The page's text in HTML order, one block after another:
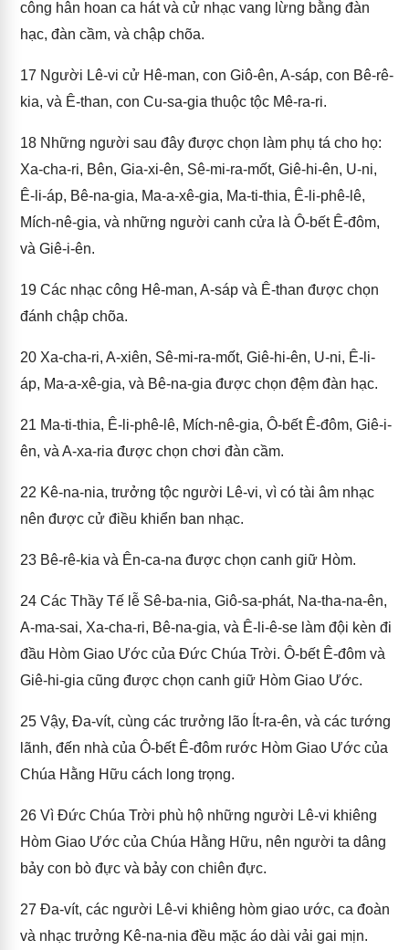
công hân hoan ca hát và cử nhạc vang lừng bằng đàn
hạc, đàn cầm, và chập chõa.
17 Người Lê-vi cử Hê-man, con Giô-ên, A-sáp, con Bê-rê-
kia, và Ê-than, con Cu-sa-gia thuộc tộc Mê-ra-ri.
18 Những người sau đây được chọn làm phụ tá cho họ:
Xa-cha-ri, Bên, Gia-xi-ên, Sê-mi-ra-mốt, Giê-hi-ên, U-ni,
Ê-li-áp, Bê-na-gia, Ma-a-xê-gia, Ma-ti-thia, Ê-li-phê-lê,
Mích-nê-gia, và những người canh cửa là Ô-bết Ê-đôm,
và Giê-i-ên.
19 Các nhạc công Hê-man, A-sáp và Ê-than được chọn
đánh chập chõa.
20 Xa-cha-ri, A-xiên, Sê-mi-ra-mốt, Giê-hi-ên, U-ni, Ê-li-
áp, Ma-a-xê-gia, và Bê-na-gia được chọn đệm đàn hạc.
21 Ma-ti-thia, Ê-li-phê-lê, Mích-nê-gia, Ô-bết Ê-đôm, Giê-i-
ên, và A-xa-ria được chọn chơi đàn cầm.
22 Kê-na-nia, trưởng tộc người Lê-vi, vì có tài âm nhạc
nên được cử điều khiển ban nhạc.
23 Bê-rê-kia và Ên-ca-na được chọn canh giữ Hòm.
24 Các Thầy Tế lễ Sê-ba-nia, Giô-sa-phát, Na-tha-na-ên,
A-ma-sai, Xa-cha-ri, Bê-na-gia, và Ê-li-ê-se làm đội kèn đi
đầu Hòm Giao Ước của Đức Chúa Trời. Ô-bết Ê-đôm và
Giê-hi-gia cũng được chọn canh giữ Hòm Giao Ước.
25 Vậy, Đa-vít, cùng các trưởng lão Ít-ra-ên, và các tướng
lãnh, đến nhà của Ô-bết Ê-đôm rước Hòm Giao Ước của
Chúa Hằng Hữu cách long trọng.
26 Vì Đức Chúa Trời phù hộ những người Lê-vi khiêng
Hòm Giao Ước của Chúa Hằng Hữu, nên người ta dâng
bảy con bò đực và bảy con chiên đực.
27 Đa-vít, các người Lê-vi khiêng hòm giao ước, ca đoàn
và nhạc trưởng Kê-na-nia đều mặc áo dài vải gai mịn.